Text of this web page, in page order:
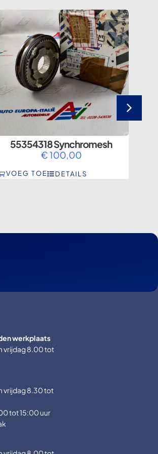
55354318 Synchromesh
€100,00
VOEG TOE DETAILS
werkplaats
vrijdag 8.00 tot
vrijdag 8.30 tot
tot 15:00 uur